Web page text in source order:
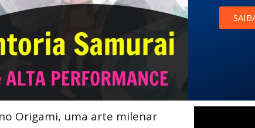
Origami, uma arte milenar